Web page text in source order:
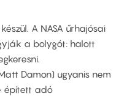
A NASA űrhajósai
a bolygót: halott
Damon) ugyanis nem
épített adó